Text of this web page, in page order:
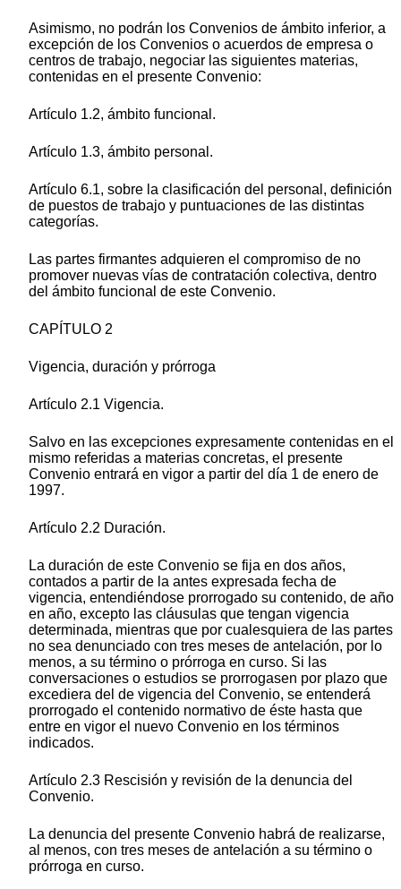
Asimismo, no podrán los Convenios de ámbito inferior, a
excepción de los Convenios o acuerdos de empresa o
centros de trabajo, negociar las siguientes materias,
contenidas en el presente Convenio:
Artículo 1.2, ámbito funcional.
Artículo 1.3, ámbito personal.
Artículo 6.1, sobre la clasificación del personal, definición
de puestos de trabajo y puntuaciones de las distintas
categorías.
Las partes firmantes adquieren el compromiso de no
promover nuevas vías de contratación colectiva, dentro
del ámbito funcional de este Convenio.
CAPÍTULO 2
Vigencia, duración y prórroga
Artículo 2.1 Vigencia.
Salvo en las excepciones expresamente contenidas en el
mismo referidas a materias concretas, el presente
Convenio entrará en vigor a partir del día 1 de enero de
1997.
Artículo 2.2 Duración.
La duración de este Convenio se fija en dos años,
contados a partir de la antes expresada fecha de
vigencia, entendiéndose prorrogado su contenido, de año
en año, excepto las cláusulas que tengan vigencia
determinada, mientras que por cualesquiera de las partes
no sea denunciado con tres meses de antelación, por lo
menos, a su término o prórroga en curso. Si las
conversaciones o estudios se prorrogasen por plazo que
excediera del de vigencia del Convenio, se entenderá
prorrogado el contenido normativo de éste hasta que
entre en vigor el nuevo Convenio en los términos
indicados.
Artículo 2.3 Rescisión y revisión de la denuncia del
Convenio.
La denuncia del presente Convenio habrá de realizarse,
al menos, con tres meses de antelación a su término o
prórroga en curso.